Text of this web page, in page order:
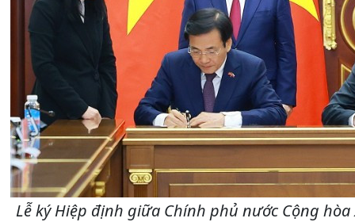
Lễ ký Hiệp định giữa Chính phủ nước Cộng